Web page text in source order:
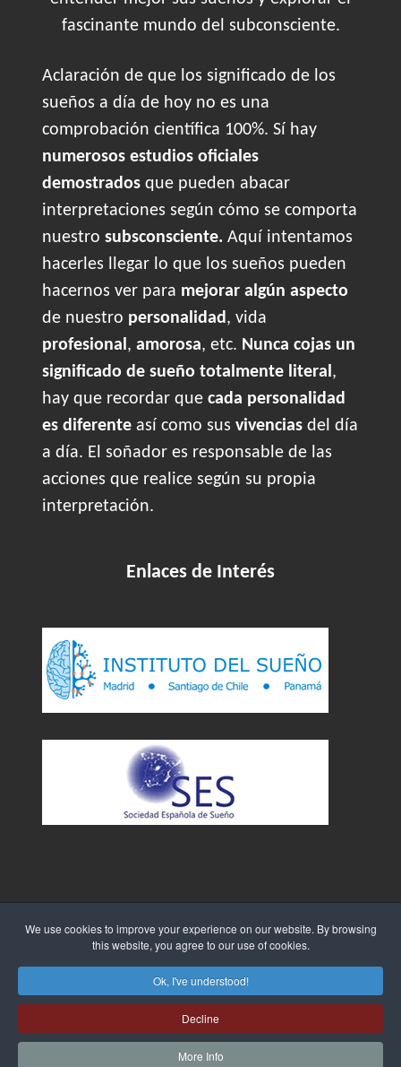
We use cookies to improve your experience on our website. By browsing
this website, you agree to our use of cookies.
Ok, I've understood!
Decline
More Info
fascinante mundo del subconsciente.
Aclaración de que los significado de los
sueños a día de hoy no es una
comprobación científica 100%. Sí hay
numerosos estudios oficiales
demostrados que pueden abacar
interpretaciones según cómo se comporta
nuestro subsconsciente. Aquí intentamos
hacerles llegar lo que los sueños pueden
hacernos ver para mejorar algún aspecto
de nuestro personalidad, vida
profesional, amorosa, etc. Nunca cojas un
significado de sueño totalmente literal,
hay que recordar que cada personalidad
es diferente así como sus vivencias del día
a día. El soñador es responsable de las
acciones que realice según su propia
interpretación.
Enlaces de Interés